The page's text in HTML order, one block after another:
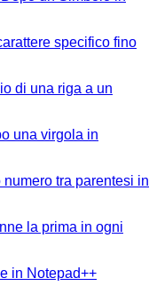
specifico fino
di una riga a un
una virgola in
tra parentesi in
la prima in ogni
in Notepad++